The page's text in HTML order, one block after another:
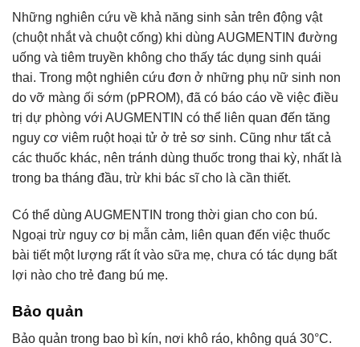
Những nghiên cứu về khả năng sinh sản trên động vật
(chuột nhắt và chuột cống) khi dùng AUGMENTIN đường
uống và tiêm truyền không cho thấy tác dụng sinh quái
thai. Trong một nghiên cứu đơn ở những phụ nữ sinh non
do vỡ màng ối sớm (pPROM), đã có báo cáo về việc điều
trị dự phòng với AUGMENTIN có thể liên quan đến tăng
nguy cơ viêm ruột hoại tử ở trẻ sơ sinh. Cũng như tất cả
các thuốc khác, nên tránh dùng thuốc trong thai kỳ, nhất là
trong ba tháng đầu, trừ khi bác sĩ cho là cần thiết.
Có thể dùng AUGMENTIN trong thời gian cho con bú.
Ngoại trừ nguy cơ bị mẫn cảm, liên quan đến việc thuốc
bài tiết một lượng rất ít vào sữa mẹ, chưa có tác dụng bất
lợi nào cho trẻ đang bú mẹ.
Bảo quản
Bảo quản trong bao bì kín, nơi khô ráo, không quá 30°C.